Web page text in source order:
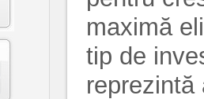
maximă
tip de